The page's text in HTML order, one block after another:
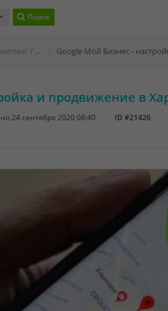
Поиск
и продвижение в
24 сентября 2020 08:40 ID #21426